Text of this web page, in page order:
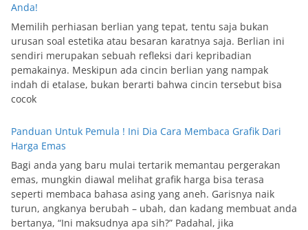
Anda!
Memilih perhiasan berlian yang tepat, tentu saja bukan
urusan soal estetika atau besaran karatnya saja. Berlian ini
sendiri merupakan sebuah refleksi dari kepribadian
pemakainya. Meskipun ada cincin berlian yang nampak
indah di etalase, bukan berarti bahwa cincin tersebut bisa
cocok
Panduan Untuk Pemula ! Ini Dia Cara Membaca Grafik Dari
Harga Emas
Bagi anda yang baru mulai tertarik memantau pergerakan
emas, mungkin diawal melihat grafik harga bisa terasa
seperti membaca bahasa asing yang aneh. Garisnya naik
turun, angkanya berubah – ubah, dan kadang membuat anda
bertanya, “Ini maksudnya apa sih?” Padahal, jika